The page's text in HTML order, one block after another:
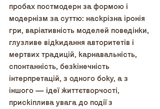
пробах постмодерн за формою і
модернізм за суттю: наскрізна іронія
гри, варіативність моделей поведінки,
глузливе відкидання авторитетів і
мертвих традицій, карнавальність,
спонтанність, безкінечність
інтерпретацій, з одного боку, а з
іншого — ідеї життєтворчості,
прискіплива увага до події з